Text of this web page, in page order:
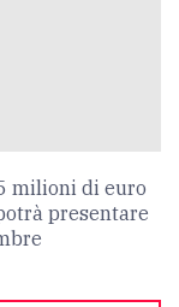
milioni di euro
presentare